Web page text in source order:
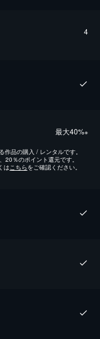
4
最⼤40%※
品の購入 / レンタルです。
％のポイント還元です。
はこちらをご確認ください。